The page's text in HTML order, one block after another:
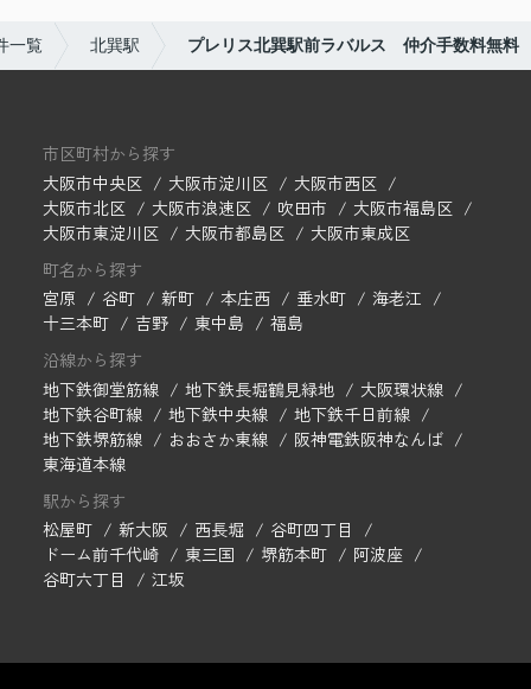
一覧 北巽駅 プレリス北巽駅前ラバルス 仲介手数料無料
市区町村から探す
大阪市中央区
大阪市淀川区
大阪市西区
大阪市北区
大阪市浪速区 吹田市
大阪市福島区
大阪市東淀川区
大阪市都島区
大阪市東成区
町名から探す
宮原
谷町 新町 本庄西 垂水町
海老江
十三本町
吉野 東中島
福島
沿線から探す
地下鉄御堂筋線
地下鉄長堀鶴見緑地
大阪環状線
地下鉄谷町線
地下鉄中央線
地下鉄千日前線
地下鉄堺筋線
おおさか東線
阪神電鉄阪神なんば
東海道本線
駅から探す
松屋町
新大阪 西長堀
谷町四丁目
ドーム前千代崎
東三国 堺筋本町
阿波座
谷町六丁目
江坂